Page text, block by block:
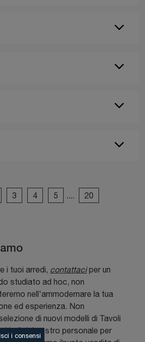
3 4 5 .... 20
i tuoi arredi, contattaciper un
studiato ad hoc, non
nell'ammodernare la tua
ed esperienza. Non
di nuovi modelli di Tavoli
del nostro personale per
i consensi